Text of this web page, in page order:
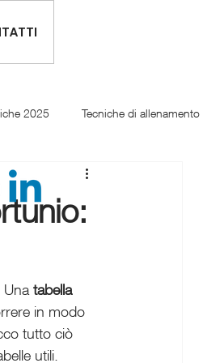
2025 Tecniche di allenamento
Una tabella
in modo
tutto ciò
utili.